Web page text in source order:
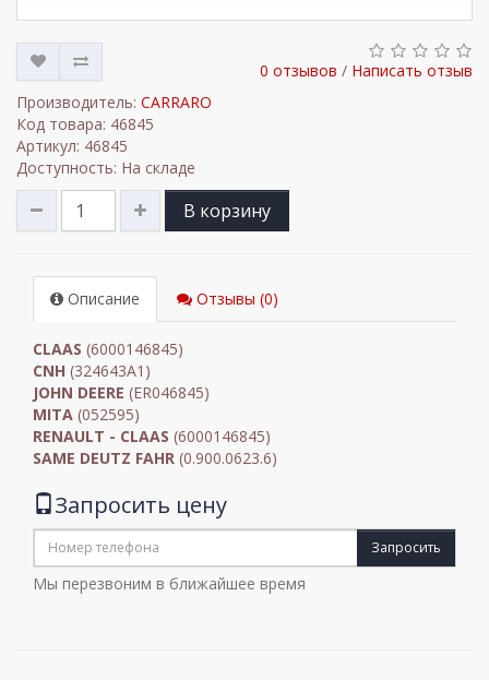
0 отзывов / Написать отзыв
Производитель: CARRARO
Код товара: 46845
Артикул: 46845
Доступность: На складе
В корзину
Описание Отзывы (0)
CLAAS (6000146845)
CNH (324643A1)
JOHN DEERE (ER046845)
MITA (052595)
RENAULT - CLAAS (6000146845)
SAME DEUTZ FAHR (0.900.0623.6)
Запросить цену
Запросить
Мы перезвоним в ближайшее время